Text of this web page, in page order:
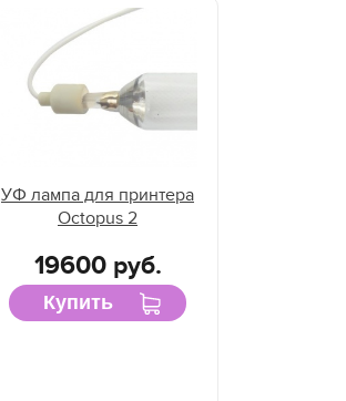
УФ лампа для принтера
Octopus 2
19600 руб.
Купить